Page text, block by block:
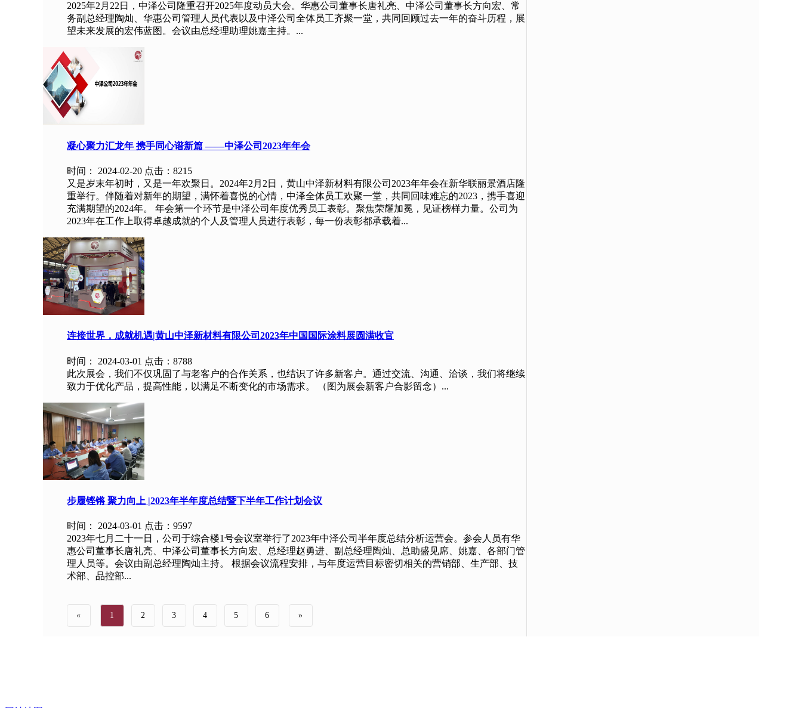
2025年2月22日，中泽公司隆重召开2025年度动员大会。华惠公司董事长唐礼亮、中泽公司董事长方向宏、常
务副总经理陶灿、华惠公司管理人员代表以及中泽公司全体员工齐聚一堂，共同回顾过去一年的奋斗历程，展
望未来发展的宏伟蓝图。会议由总经理助理姚嘉主持。...
凝心聚力汇龙年 携手同心谱新篇 ——中泽公司2023年年会
时间： 2024-02-20 点击： 8215
又是岁末年初时，又是一年欢聚日。2024年2月2日，黄山中泽新材料有限公司2023年年会在新华联丽景酒店隆
重举行。伴随着对新年的期望，满怀着喜悦的心情，中泽全体员工欢聚一堂，共同回味难忘的2023，携手喜迎
充满期望的2024年。 年会第一个环节是中泽公司年度优秀员工表彰。聚焦荣耀加冕，见证榜样力量。公司为
2023年在工作上取得卓越成就的个人及管理人员进行表彰，每一份表彰都承载着...
连接世界，成就机遇|黄山中泽新材料有限公司2023年中国国际涂料展圆满收官
时间： 2024-03-01 点击： 8788
此次展会，我们不仅巩固了与老客户的合作关系，也结识了许多新客户。通过交流、沟通、洽谈，我们将继续
致力于优化产品，提高性能，以满足不断变化的市场需求。 （图为展会新客户合影留念）...
步履铿锵 聚力向上 |2023年半年度总结暨下半年工作计划会议
时间： 2024-03-01 点击： 9597
2023年七月二十一日，公司于综合楼1号会议室举行了2023年中泽公司半年度总结分析运营会。参会人员有华
惠公司董事长唐礼亮、中泽公司董事长方向宏、总经理赵勇进、副总经理陶灿、总助盛见席、姚嘉、各部门管
理人员等。会议由副总经理陶灿主持。 根据会议流程安排，与年度运营目标密切相关的营销部、生产部、技
术部、品控部...
« 1 2 3 4 5 6 »